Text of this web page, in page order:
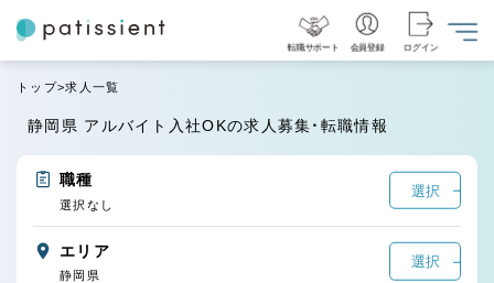
転職サポート 会員登録 ログイン
トップ 求人一覧
静岡県 アルバイト入社OKの求人募集・転職情報
職種
選択
選択なし
エリア
選択
静岡県